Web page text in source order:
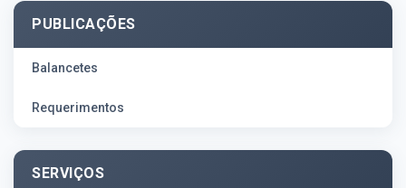
PUBLICAÇÕES
Balancetes
Requerimentos
SERVIÇOS